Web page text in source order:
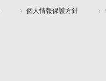
個人情報保護方針